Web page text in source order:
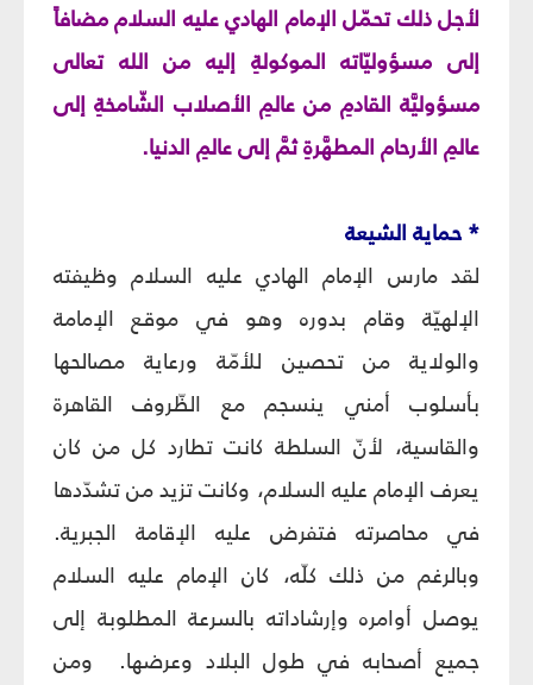
لأجل ذلك تحمّل الإمام الهادي عليه السلام مضافاً
إلى مسؤوليّاته الموكولةِ إليه من الله تعالى
مسؤوليَّة القادمِ من عالمِ الأصلاب الشّامخةِ إلى
عالمِ الأرحام المطهَّرةِ ثمَّ إلى عالمِ الدنيا.
* حماية الشيعة
لقد مارس الإمام الهادي عليه السلام وظيفته
الإلهيّة وقام بدوره وهو في موقع الإمامة
والولاية من تحصين للأمّة ورعاية مصالحها
بأسلوب أمني ينسجم مع الظّروف القاهرة
والقاسية، لأنّ السلطة كانت تطارد كل من كان
يعرف الإمام عليه السلام، وكانت تزيد من تشدّدها
في محاصرته فتفرض عليه الإقامة الجبرية.
وبالرغم من ذلك كلّه، كان الإمام عليه السلام
يوصل أوامره وإرشاداته بالسرعة المطلوبة إلى
جميع أصحابه في طول البلاد وعرضها. ومن